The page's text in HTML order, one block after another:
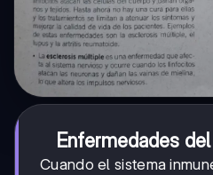
Enfermedades
Cuando el sistema